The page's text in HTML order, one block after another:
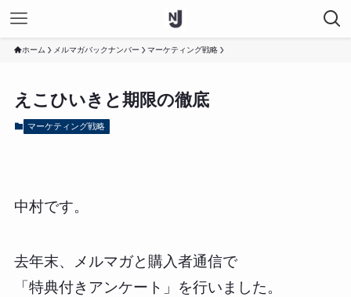
ホーム メルマガバックナンバー マーケティング戦略
えこひいきと期限の徹底
マーケティング戦略
中村です。
去年末、メルマガと購入者通信で
「特典付きアンケート」を行いました。